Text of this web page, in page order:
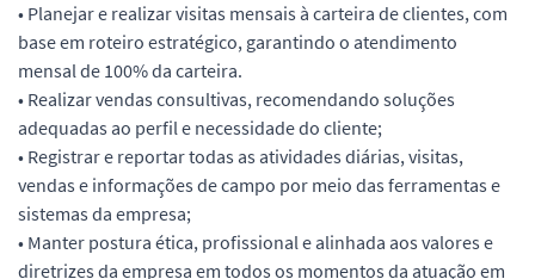
• Planejar e realizar visitas mensais à carteira de clientes, com
base em roteiro estratégico, garantindo o atendimento
mensal de 100% da carteira.
• Realizar vendas consultivas, recomendando soluções
adequadas ao perfil e necessidade do cliente;
• Registrar e reportar todas as atividades diárias, visitas,
vendas e informações de campo por meio das ferramentas e
sistemas da empresa;
• Manter postura ética, profissional e alinhada aos valores e
diretrizes da empresa em todos os momentos da atuação em